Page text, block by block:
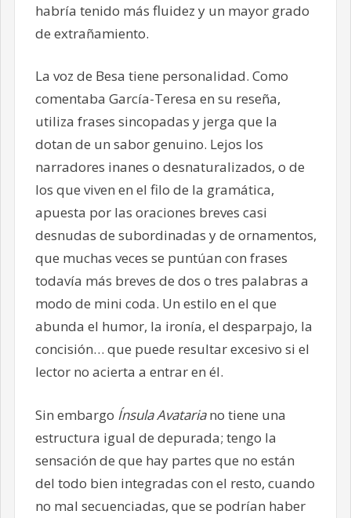
habría tenido más fluidez y un mayor grado
de extrañamiento.
La voz de Besa tiene personalidad. Como
comentaba García-Teresa en su reseña,
utiliza frases sincopadas y jerga que la
dotan de un sabor genuino. Lejos los
narradores inanes o desnaturalizados, o de
los que viven en el filo de la gramática,
apuesta por las oraciones breves casi
desnudas de subordinadas y de ornamentos,
que muchas veces se puntúan con frases
todavía más breves de dos o tres palabras a
modo de mini coda. Un estilo en el que
abunda el humor, la ironía, el desparpajo, la
concisión… que puede resultar excesivo si el
lector no acierta a entrar en él.
Sin embargo Ínsula Avatariano tiene una
estructura igual de depurada; tengo la
sensación de que hay partes que no están
del todo bien integradas con el resto, cuando
no mal secuenciadas, que se podrían haber